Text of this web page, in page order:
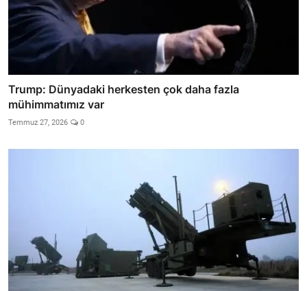
Trump: Dünyadaki herkesten çok daha fazla
mühimmatımız var
Temmuz 27, 2026 0